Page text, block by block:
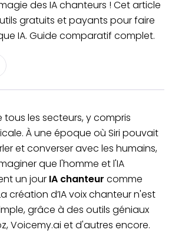
des IA chanteurs ! Cet article
gratuits et payants pour faire
IA. Guide comparatif complet.
tous les secteurs, y compris
À une époque où Siri pouvait
et converser avec les humains,
que l'homme et l'IA
un jour IA chanteur comme
création d’IA voix chanteur n'est
grâce à des outils géniaux
Voicemy.ai et d'autres encore.